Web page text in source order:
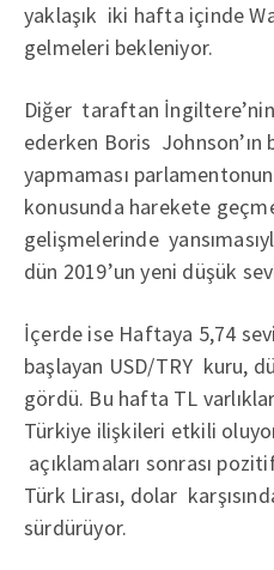
yaklaşık iki hafta içinde
gelmeleri bekleniyor.
Diğer taraftan
ederken Boris Johnson’ın
yapmaması
konusunda harekete
gelişmelerinde
dün 2019’un yeni düşük
İçerde ise Haftaya 5,74
başlayan USD/TRY kuru,
gördü. Bu hafta TL
Türkiye ilişkileri etkili
açıklamaları sonrası
Türk Lirası, dolar
sürdürüyor.